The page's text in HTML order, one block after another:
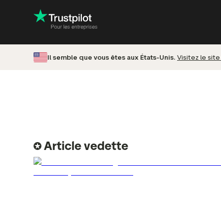
Il semble que vous êtes aux États-Unis. Visitez le
Article vedette